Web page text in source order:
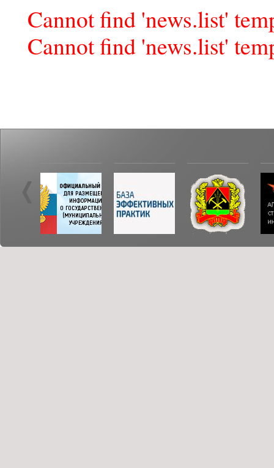
Cannot find 'news.list'
Cannot find 'news.list'